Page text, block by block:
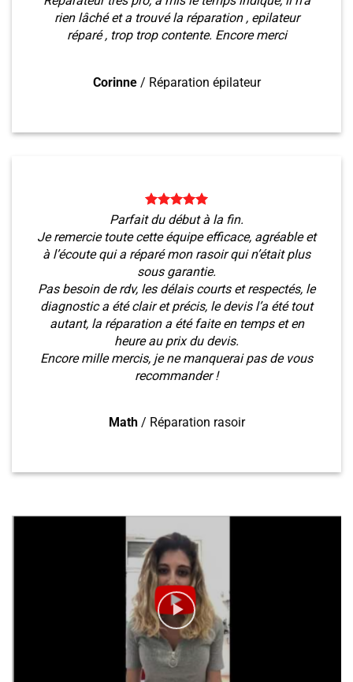
rien lâché et a trouvé la réparation , epilateur
réparé , trop trop contente. Encore merci
Corinne / Réparation épilateur
Parfait du début à la fin.
Je remercie toute cette équipe efficace, agréable et
à l’écoute qui a réparé mon rasoir qui n’était plus
sous garantie.
Pas besoin de rdv, les délais courts et respectés, le
diagnostic a été clair et précis, le devis l’a été tout
autant, la réparation a été faite en temps et en
heure au prix du devis.
Encore mille mercis, je ne manquerai pas de vous
recommander !
Math / Réparation rasoir